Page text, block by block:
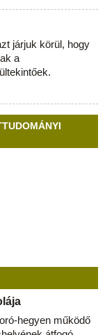
járjuk körül, hogy
a
hegyen működő